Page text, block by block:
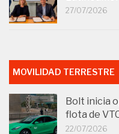
27/07/2026
MOVILIDAD TERRESTRE
Bolt inicia
flota de
22/07/2026